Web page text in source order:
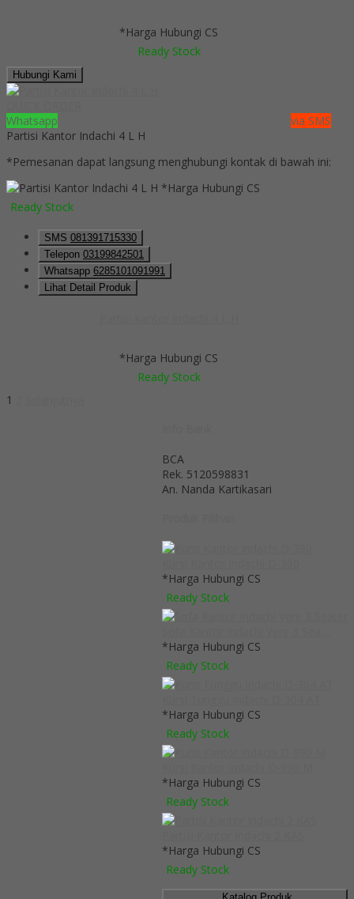
*Harga Hubungi CS
Ready Stock
Hubungi Kami
Whatsapp
via SMS
Partisi Kantor Indachi 4 L H
*Pemesanan dapat langsung menghubungi kontak di bawah ini:
*Harga Hubungi CS
Ready Stock
SMS 081391715330
Telepon 03199842501
Whatsapp 6285101091991
Lihat Detail Produk
*Harga Hubungi CS
Ready Stock
1
BCA
Rek. 5120598831
An. Nanda Kartikasari
*Harga Hubungi CS
Ready Stock
*Harga Hubungi CS
Ready Stock
*Harga Hubungi CS
Ready Stock
*Harga Hubungi CS
Ready Stock
*Harga Hubungi CS
Ready Stock